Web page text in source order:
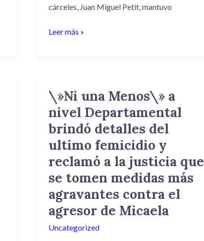
cárceles, Juan Miguel Petit, mantuvo
Ministerio
Justicia
Leer más »
\»Ni una Menos\» a
nivel Departamental
brindó detalles del
ultimo femicidio y
reclamó a la justicia que
se tomen medidas más
agravantes contra el
agresor de Micaela
Uncategorized
\»Ni
una
Menos\»
a
nivel
Departamental
detalles
del
ultimo